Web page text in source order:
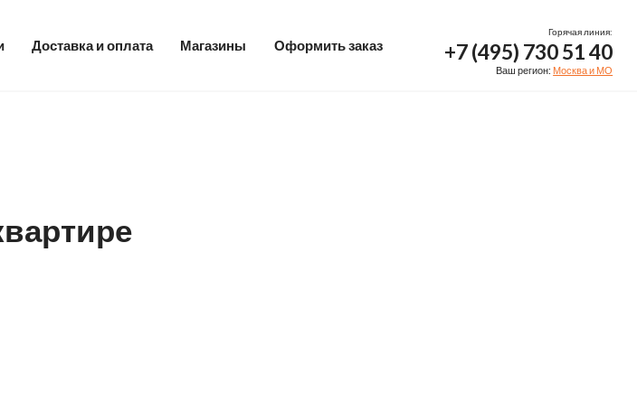
Горячая линия:
+7 (495) 730 51 40
Ваш регион: Москва и МО
Доставка и оплата Магазины Оформить заказ